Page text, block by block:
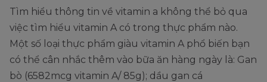
Tìm hiểu thông tin về vitamin a không thể bỏ qua
việc tìm hiểu vitamin A có trong thực phẩm nào.
Một số loại thực phẩm giàu vitamin A phổ biến bạn
có thể cân nhắc thêm vào bữa ăn hàng ngày là: Gan
bò (6582mcg vitamin A/ 85g); dầu gan cá